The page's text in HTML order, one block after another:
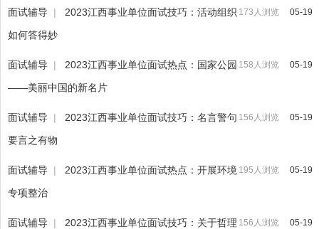
05-19
173人浏览
面试辅导 |
2023江西事业单位面试技巧：活动组织
如何答得妙
05-19
158人浏览
面试辅导 |
2023江西事业单位面试热点：国家公园
——美丽中国的新名片
05-19
156人浏览
面试辅导 |
2023江西事业单位面试技巧：名言警句
要言之有物
05-19
195人浏览
面试辅导 |
2023江西事业单位面试热点：开展环境
专项整治
05-19
156人浏览
面试辅导 |
2023江西事业单位面试技巧：关于哲理